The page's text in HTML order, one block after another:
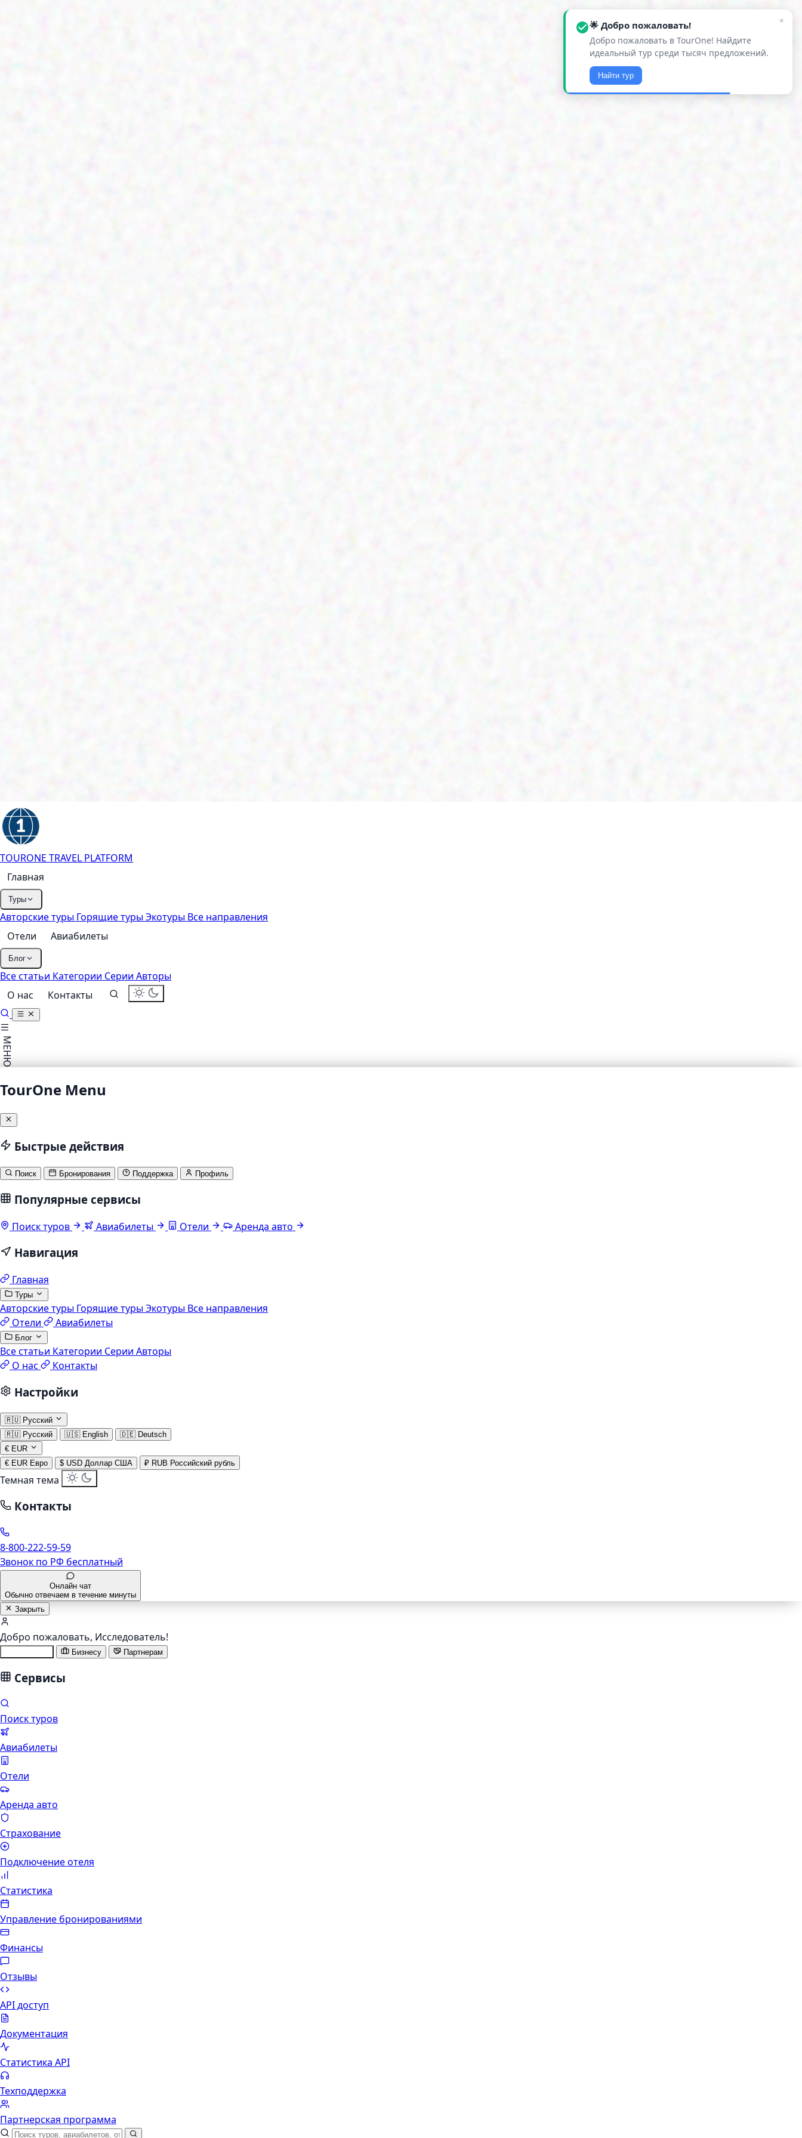
🌟 Добро пожаловать!
Добро пожаловать в TourOne! Найдите
идеальный тур среди тысяч предложений.
Найти тур
×
TOURONE TRAVEL PLATFORM
Главная
Туры
Авторские туры Горящие турыЭкотуры Все направления
Отели
Авиабилеты
Блог
Все статьи Категории Серии Авторы
О нас
Контакты
МЕНЮ
TourOne Menu
Быстрые действия
Поиск Бронирования Поддержка Профиль
Популярные сервисы
Поиск туров Авиабилеты Отели Аренда авто
Навигация
Главная
Туры
Авторские туры Горящие турыЭкотуры Все направления
Отели
Авиабилеты
Блог
Все статьи Категории Серии Авторы
О нас
Контакты
Настройки
🇷🇺 Русский
🇷🇺 Русский 🇺🇸 English 🇩🇪 Deutsch
€ EUR
€ EUR Евро $ USD Доллар США ₽ RUB Российский рубль
Темная тема
Контакты
8-800-222-59-59
Звонок по РФ бесплатный
Онлайн чат
Обычно отвечаем в течение минуты
Закрыть
Добро пожаловать, Исследователь!
Бизнесу Партнерам
Сервисы
Поиск туров
Авиабилеты
Отели
Аренда авто
Страхование
Подключение отеля
Статистика
Управление бронированиями
Финансы
Отзывы
API доступ
Документация
Статистика API
Техподдержка
Партнерская программа